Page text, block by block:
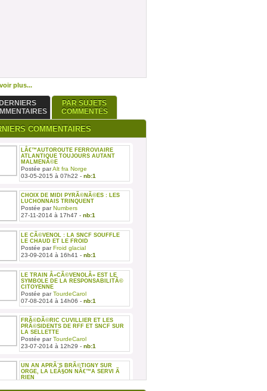
plus...
DERNIERS
PAR SUJETS
COMMENTÉS
COMMENTAIRES
LÂ€™AUTOROUTE FERROVIAIRE
ATLANTIQUE TOUJOURS AUTANT
MALMENÃ©E
Postée parAlt fra Norge
03-05-2015 à 07h22 - nb:1
CHOIX DE MIDI PYRÃ©NÃ©ES : LES
LUCHONNAIS TRINQUENT
Postée parNumbers
27-11-2014 à 17h47 - nb:1
LE CÃ©VENOL : LA SNCF SOUFFLE
LE CHAUD ET LE FROID
Postée parFroid glacial
23-09-2014 à 16h41 - nb:1
LE TRAIN Â«CÃ©VENOLÂ» EST LE
SYMBOLE DE LA RESPONSABILITÃ©
CITOYENNE
Postée parTourdeCarol
07-08-2014 à 14h06 - nb:1
FRÃ©DÃ©RIC CUVILLIER ET LES
PRÃ©SIDENTS DE RFF ET SNCF SUR
LA SELLETTE
Postée parTourdeCarol
23-07-2014 à 12h29 - nb:1
UN AN APRÃ¨S BRÃ©TIGNY SUR
ORGE, LA LEÃ§ON NÂ€™A SERVI Ã
RIEN